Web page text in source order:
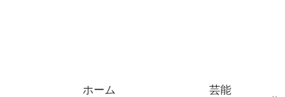
ホーム
芸能